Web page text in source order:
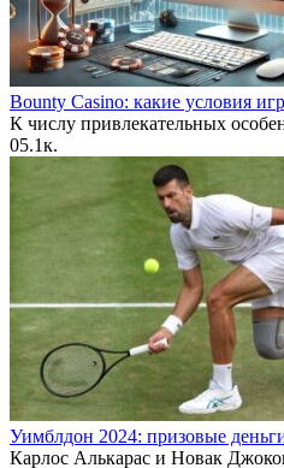
Bounty Casino: какие условия
К числу привлекательных
05.1к.
Уимблдон 2024: призовые
Карлос Алькарас и Новак